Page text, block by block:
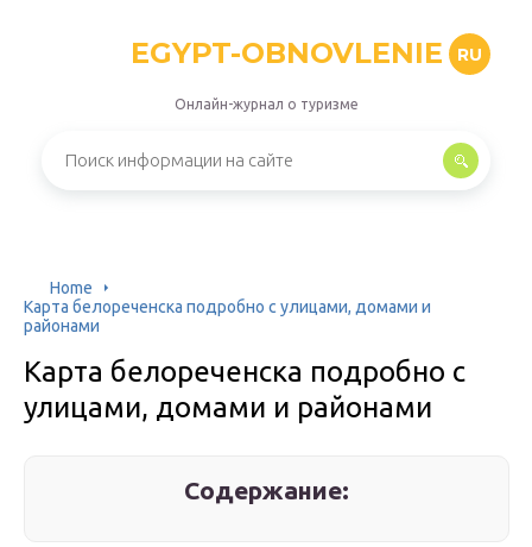
EGYPT-OBNOVLENIE RU
Онлайн-журнал о туризме
Home
Карта белореченска подробно с улицами, домами и
районами
Карта белореченска подробно с
улицами, домами и районами
Содержание: